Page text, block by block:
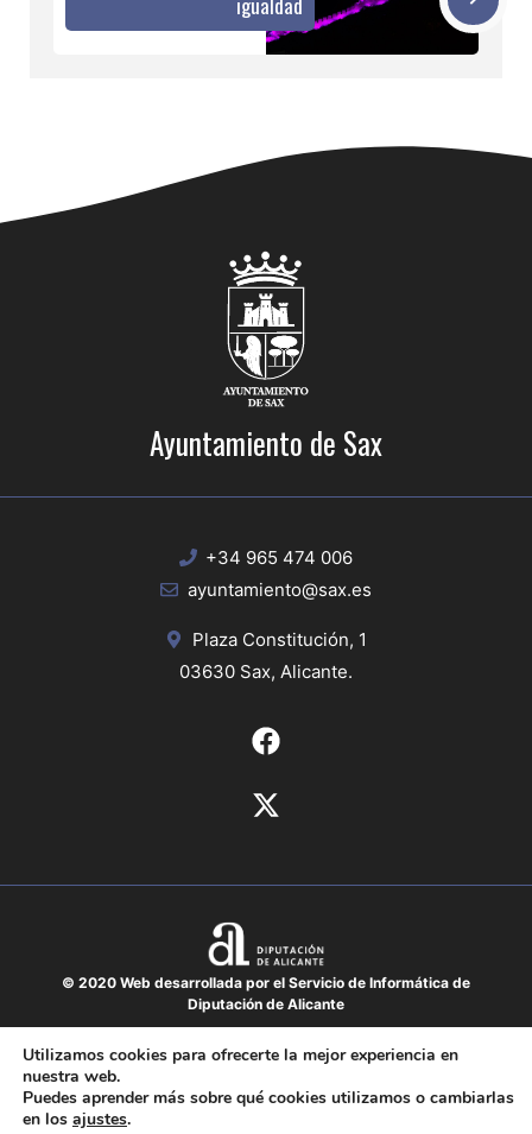
Ayuntamiento de Sax
+34 965 474 006
ayuntamiento@sax.es
Plaza Constitución, 1
03630 Sax, Alicante.
© 2020 Web desarrollada por el Servicio de Informática de
Diputación de Alicante
Aviso legal
Política de cookies
Utilizamos cookies para ofrecerte la mejor experiencia en
nuestra web.
Puedes aprender más sobre qué cookies utilizamos o cambiarlas
en los ajustes.